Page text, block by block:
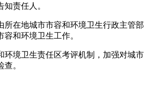
责任人。
在地城市市容和环境卫生行政主管部
和环境卫生工作。
境卫生责任区考评机制，加强对城市
。